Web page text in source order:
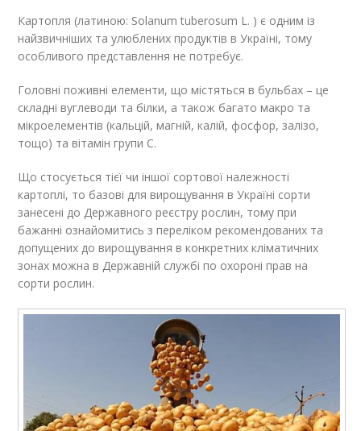
Картопля (латиною: Solanum tuberosum L. ) є одним із
найзвичніших та улюблених продуктів в Україні, тому
особливого представлення не потребує.
Головні поживні елементи, що містяться в бульбах – це
складні вуглеводи та білки, а також багато макро та
мікроелементів (кальцій, магній, калій, фосфор, залізо,
тощо) та вітамін групи C.
Що стосується тієї чи іншої сортової належності
картоплі, то базові для вирощування в Україні сорти
занесені до Державного реєстру рослин, тому при
бажанні ознайомитись з переліком рекомендованих та
допущених до вирощування в конкретних кліматичних
зонах можна в Державній службі по охороні прав на
сорти рослин.